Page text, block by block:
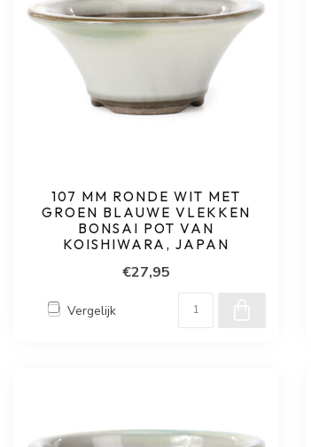
107 MM RONDE WIT MET
GROEN BLAUWE VLEKKEN
BONSAI POT VAN
KOISHIWARA, JAPAN
€27,95
Vergelijk